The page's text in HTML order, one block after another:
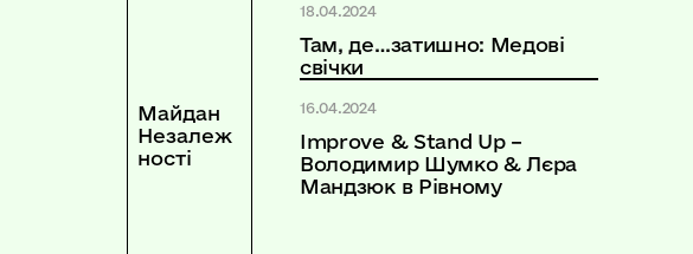
Майдан
Незалеж
ності
18.04.2024
Там, де…затишно: Медові
свічки
16.04.2024
Improve & Stand Up –
Володимир Шумко & Лєра
Мандзюк в Рівному